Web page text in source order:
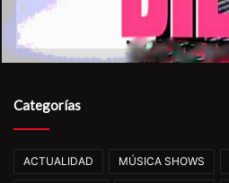
Categorías
ACTUALIDAD MÚSICA SHOWS